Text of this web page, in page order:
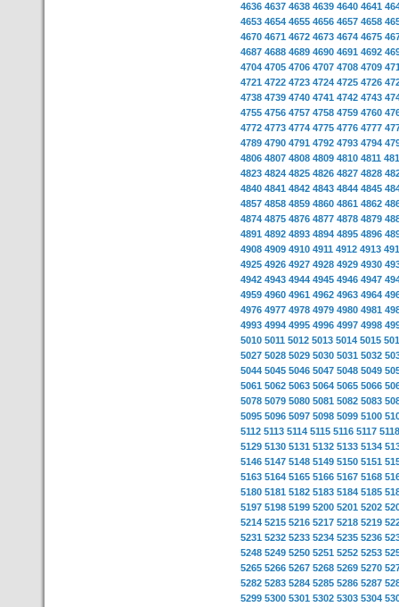
4636 4637 4638 4639 4640 4641
4653 4654 4655 4656 4657 4658
4670 4671 4672 4673 4674 4675
4687 4688 4689 4690 4691 4692
4704 4705 4706 4707 4708 4709
4721 4722 4723 4724 4725 4726
4738 4739 4740 4741 4742 4743
4755 4756 4757 4758 4759 4760
4772 4773 4774 4775 4776 4777
4789 4790 4791 4792 4793 4794
4806 4807 4808 4809 4810 4811
4823 4824 4825 4826 4827 4828
4840 4841 4842 4843 4844 4845
4857 4858 4859 4860 4861 4862
4874 4875 4876 4877 4878 4879
4891 4892 4893 4894 4895 4896
4908 4909 4910 4911 4912 4913
4925 4926 4927 4928 4929 4930
4942 4943 4944 4945 4946 4947
4959 4960 4961 4962 4963 4964
4976 4977 4978 4979 4980 4981
4993 4994 4995 4996 4997 4998
5010 5011 5012 5013 5014 5015
5027 5028 5029 5030 5031 5032
5044 5045 5046 5047 5048 5049
5061 5062 5063 5064 5065 5066
5078 5079 5080 5081 5082 5083
5095 5096 5097 5098 5099 5100
5112 5113 5114 5115 5116 5117 5118
5129 5130 5131 5132 5133 5134
5146 5147 5148 5149 5150 5151
5163 5164 5165 5166 5167 5168
5180 5181 5182 5183 5184 5185
5197 5198 5199 5200 5201 5202
5214 5215 5216 5217 5218 5219
5231 5232 5233 5234 5235 5236
5248 5249 5250 5251 5252 5253
5265 5266 5267 5268 5269 5270
5282 5283 5284 5285 5286 5287
5299 5300 5301 5302 5303 5304